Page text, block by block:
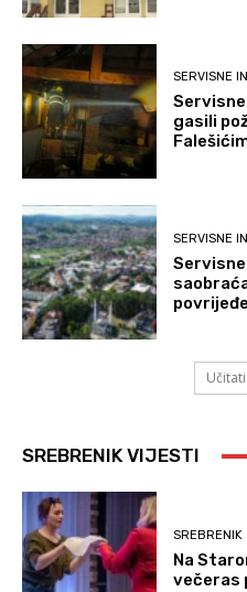
SERVISNE
gasili
SERVISNE
SREBRENIK VIJESTI
SREBRENIK
Na
večeras